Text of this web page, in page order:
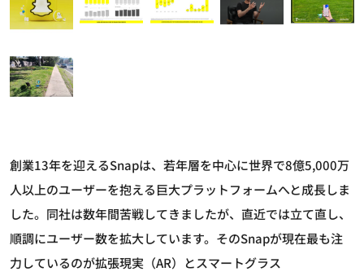
創業13年を迎えるSnapは、若年層を中心に世界で8億5,000万
人以上のユーザーを抱える巨大プラットフォームへと成長しま
した。同社は数年間苦戦してきましたが、直近では立て直し、
順調にユーザー数を拡大しています。そのSnapが現在最も注
力しているのが拡張現実（AR）とスマートグラス